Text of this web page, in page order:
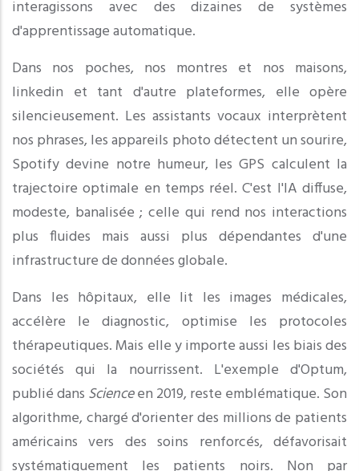
interagissons avec des dizaines de systèmes
d'apprentissage automatique.
Dans nos poches, nos montres et nos maisons,
linkedin et tant d'autre plateformes, elle opère
silencieusement. Les assistants vocaux interprètent
nos phrases, les appareils photo détectent un sourire,
Spotify devine notre humeur, les GPS calculent la
trajectoire optimale en temps réel. C'est l'IA diffuse,
modeste, banalisée ; celle qui rend nos interactions
plus fluides mais aussi plus dépendantes d'une
infrastructure de données globale.
Dans les hôpitaux, elle lit les images médicales,
accélère le diagnostic, optimise les protocoles
thérapeutiques. Mais elle y importe aussi les biais des
sociétés qui la nourrissent. L'exemple d'Optum,
publié dans Scienceen 2019, reste emblématique. Son
algorithme, chargé d'orienter des millions de patients
américains vers des soins renforcés, défavorisait